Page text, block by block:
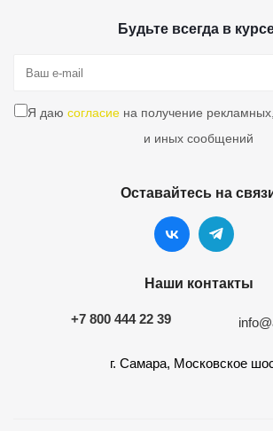
Будьте всегда в
Я даю согласиена получение
и иных сообщений
Оставайтесь на
Наши контакты
+7 800 444 22 39
г. Самара, Московское